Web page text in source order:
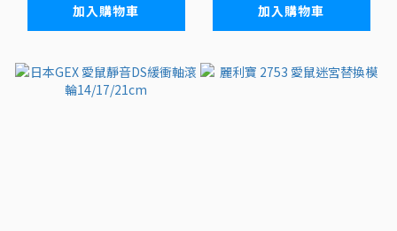
加入購物車 加入購物車